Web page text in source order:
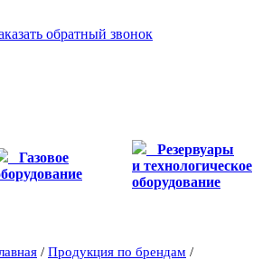
обратный звонок
Газовое
Резервуары
и технологическое
оборудование
/ Продукция по брендам /